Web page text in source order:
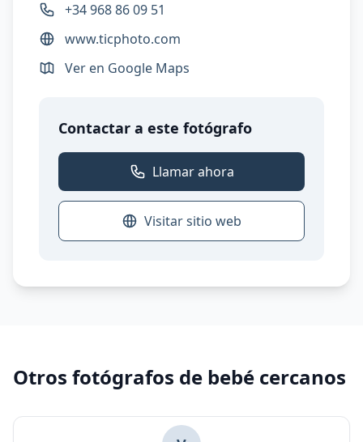
+34 968 86 09 51
www.ticphoto.com
Ver en Google Maps
Contactar a este fotógrafo
Llamar ahora
Visitar sitio web
Otros fotógrafos de bebé cercanos